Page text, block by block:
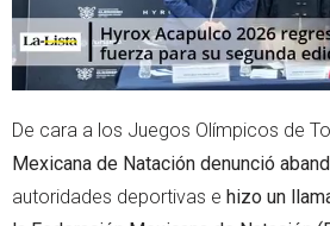
De cara a los Juegos Olímpicos de
Mexicana de Natación denunció
autoridades deportivas e hizo un